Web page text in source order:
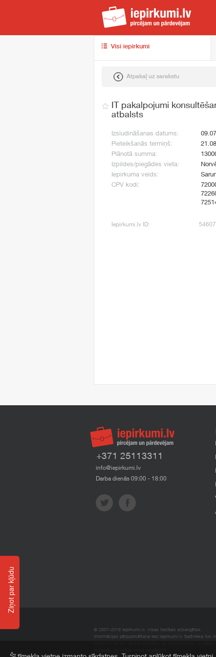
Visi iepirkumi
Atpakaļ uz sarakstu
IT pakalpojumi
atbalsts
Izsludināšanas datums:
Pieteikšanās termiņš:
Plānotā summa:
Izpildes/piegādes vieta:
Iepirkuma veids:
CPV kodi:
Iepirkumi.lv ID:
+371 25113311
info@iepirkumi.lv
Darba dienās 09:00 - 18:00
© 2007–2018 Iepirkumi.lv. Visas tiesības aizsargātas.
Informācijas pārpublicēšana bez iepirkumi.lv īpašnieka SIA
Ziņot par kļūdu